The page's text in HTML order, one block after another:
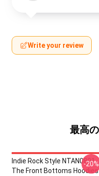
Write your review
最高
Indie Rock Style NTAN0801
The Front Bottoms Hoodies
-20%